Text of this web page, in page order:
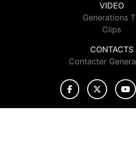
VIDEO
Generations
Clips
CONTACTS
Contacter